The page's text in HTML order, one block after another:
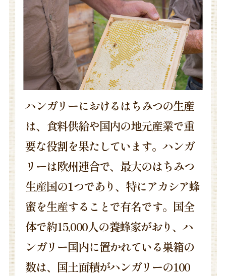
ハンガリーにおけるはちみつの生産
は、食料供給や国内の地元産業で重
要な役割を果たしています。ハンガ
リーは欧州連合で、最大のはちみつ
生産国の1つであり、特にアカシア蜂
蜜を生産することで有名です。国全
体で約15,000人の養蜂家がおり、ハ
ンガリー国内に置かれている巣箱の
数は、国土面積がハンガリーの100